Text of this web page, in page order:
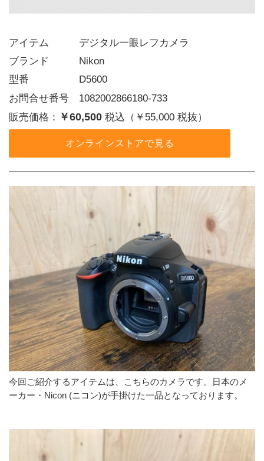
アイテム   デジタル一眼レフカメラ
ブランド   Nikon
型番     D5600
お問合せ番号 1082002866180-733
販売価格： ￥60,500 税込（￥55,000 税抜）
オンラインストアで見る
今回ご紹介するアイテムは、こちらのカメラです。日本のメ
ーカー・Nicon (ニコン)が手掛けた一品となっております。